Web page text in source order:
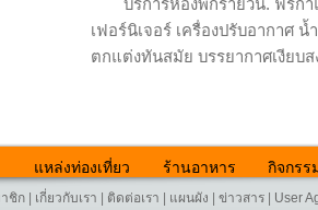
บริการห้องพักรายวัน. ฟรีก
เฟอร์นิเจอร์ เครื่องปรับอากาศ
ตกแต่งทันสมัย บรรยากาศเงียบ
แหล่งท่องเที่ยว ร้านอาหาร กิจกรร
ชิก เกี่ยวกับเรา ติดต่อเรา แผนผัง ข่าวสาร User